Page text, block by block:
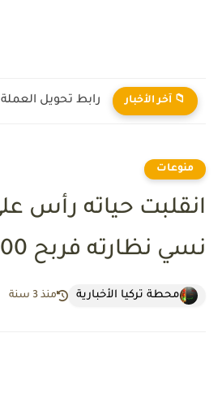
📁 آخر الأخبار
منوعات
انقلبت حياته رأس
نسي نظارته فربح 200 ألف يورو
محطة تركيا الأخبارية منذ 3 سنة